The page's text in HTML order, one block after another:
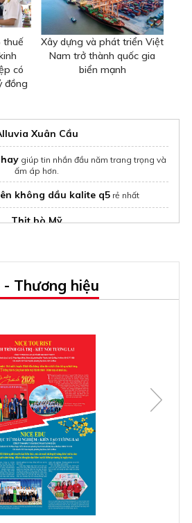
thuế
có
đồng
Xây dựng và phát triển Việt
Nam trở thành quốc gia
biển mạnh
Xuân Cầu
giúp tin nhắn đầu năm trang trọng và
ấm áp hơn.
không dầu kalite q5rẻ nhất
Thịt bò Mỹ
thịvinhomes hóc môn
đồng phục trọn gói
Noble West lake Hà Nội
Grand Plaza Bình Dương
Thương hiệu